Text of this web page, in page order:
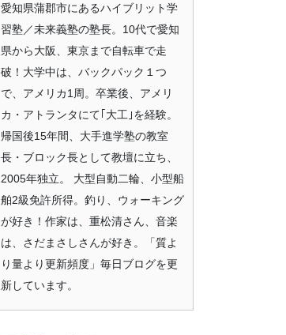
愛知県蒲郡市にあるハイブリット学
習塾／未来義塾の塾長。10代で愛知
県から大阪、東京まで自転車で走
破！大学中は、バックパック１つ
で、アメリカ1周。卒業後、アメリ
カ・アトランタにて｢大工｣を経験。
帰国後15年間、大手進学塾の教室
長・ブロック長として教壇に立ち、
2005年独立。 大型自動二輪、小型船
舶2級免許所得。釣り、ウォーキング
が好き！作家は、重松清さん、音楽
は、さだまさしさんが好き。「質よ
り量より更新頻度」毎日ブログを更
新しています。